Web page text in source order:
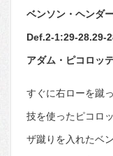
ベンソン・ヘンダ
Def.2-1:29-28.29-
アダム・ピコロッ
すぐに右ローを蹴
技を使ったピコロ
ザ蹴りを入れたベ